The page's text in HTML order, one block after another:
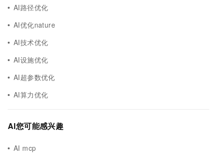
AI路径优化
AI优化nature
AI技术优化
AI设施优化
AI超参数优化
AI算力优化
AI您可能感兴趣
AI mcp